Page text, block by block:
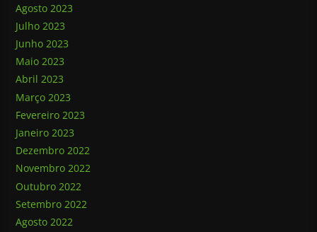
Agosto 2023
Julho 2023
Junho 2023
Maio 2023
Abril 2023
Março 2023
Fevereiro 2023
Janeiro 2023
Dezembro 2022
Novembro 2022
Outubro 2022
Setembro 2022
Agosto 2022